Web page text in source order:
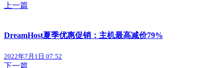
上一篇
DreamHost夏季优惠促销：主机最高减价79%
2022年7月1日 07:52
下一篇